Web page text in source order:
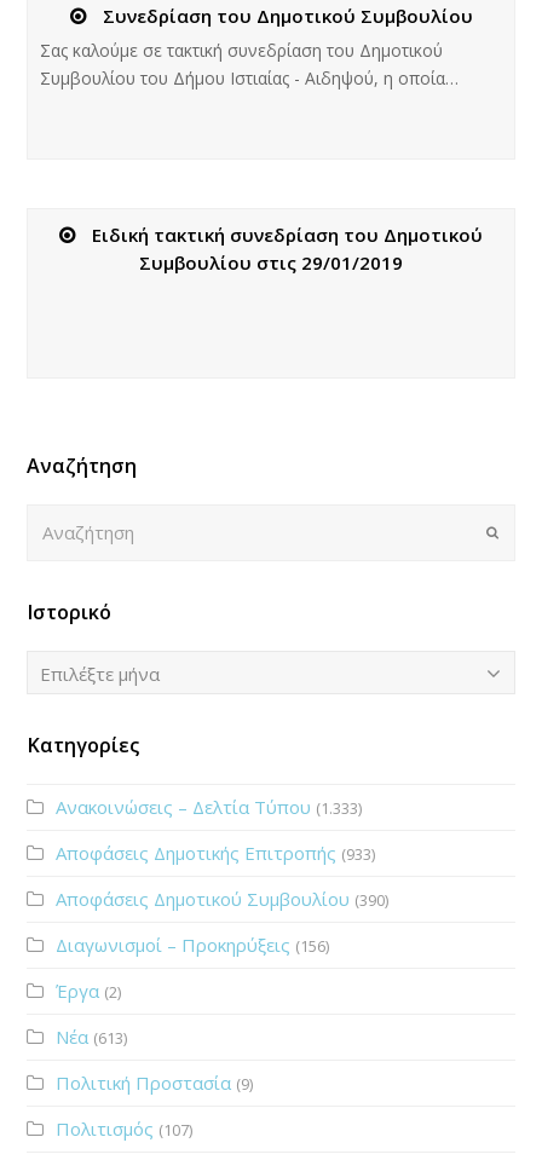
Συνεδρίαση του Δημοτικού Συμβουλίου
Σας καλούμε σε τακτική συνεδρίαση του Δημοτικού
Συμβουλίου του Δήμου Ιστιαίας - Αιδηψού, η οποία…
Ειδική τακτική συνεδρίαση του Δημοτικού
Συμβουλίου στις 29/01/2019
Αναζήτηση
Submit
Ιστορικό
Ιστορικό
Επιλέξτε μήνα
Κατηγορίες
Ανακοινώσεις – Δελτία Τύπου (1.333)
Αποφάσεις Δημοτικής Επιτροπής (933)
Αποφάσεις Δημοτικού Συμβουλίου (390)
Διαγωνισμοί – Προκηρύξεις (156)
Έργα (2)
Νέα (613)
Πολιτική Προστασία (9)
Πολιτισμός (107)